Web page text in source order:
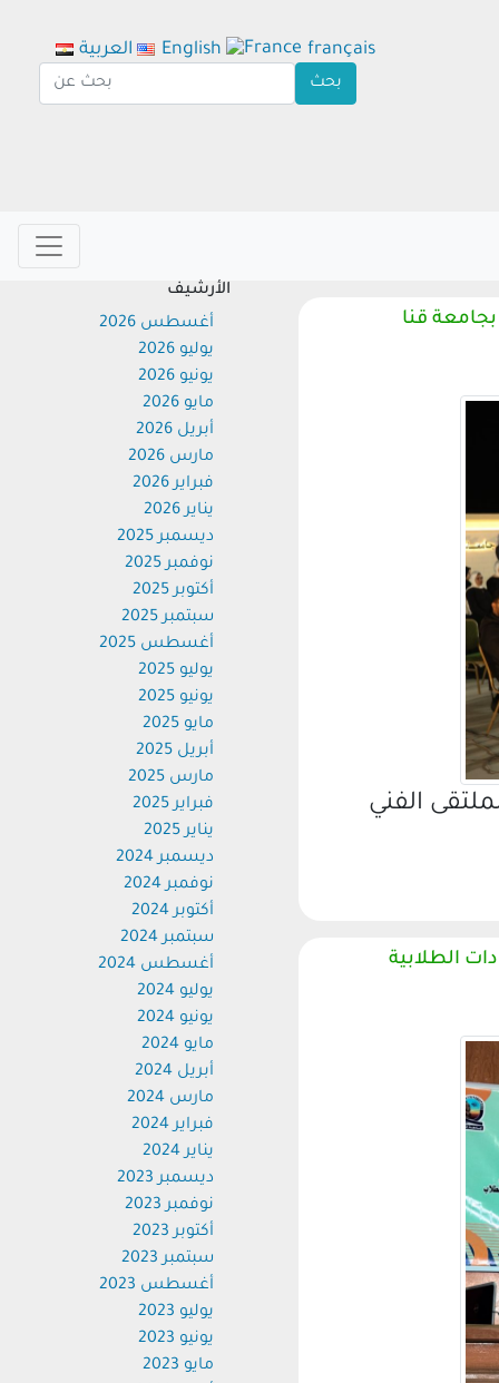
قنا
الفني
الطلابية
الأرشيف
أغسطس 2026
يوليو 2026
يونيو 2026
مايو 2026
أبريل 2026
مارس 2026
فبراير 2026
يناير 2026
ديسمبر 2025
نوفمبر 2025
أكتوبر 2025
سبتمبر 2025
أغسطس 2025
يوليو 2025
يونيو 2025
مايو 2025
أبريل 2025
مارس 2025
فبراير 2025
يناير 2025
ديسمبر 2024
نوفمبر 2024
أكتوبر 2024
سبتمبر 2024
أغسطس 2024
يوليو 2024
يونيو 2024
مايو 2024
أبريل 2024
مارس 2024
فبراير 2024
يناير 2024
ديسمبر 2023
نوفمبر 2023
أكتوبر 2023
سبتمبر 2023
أغسطس 2023
يوليو 2023
يونيو 2023
مايو 2023
العربية English français